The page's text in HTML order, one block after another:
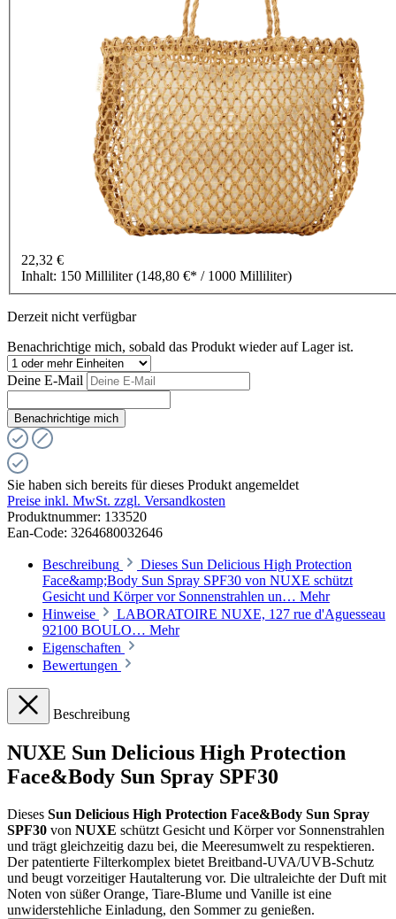
22,32 €
Inhalt: 150 Milliliter(148,80 €* / 1000 Milliliter)
Derzeit nicht verfügbar
Benachrichtige mich, sobald das Produkt wieder auf Lager ist.
Deine E-Mail
Benachrichtige mich
Sie haben sich bereits für dieses Produkt angemeldet
Preise inkl. MwSt. zzgl. Versandkosten
Produktnummer: 133520
Ean-Code: 3264680032646
Beschreibung
Dieses Sun Delicious High Protection
Face&amp;Body Sun Spray SPF30 von NUXE schützt
Gesicht und Körper vor Sonnenstrahlen un… Mehr
Hinweise
LABORATOIRE NUXE, 127 rue d'Aguesseau
92100 BOULO… Mehr
Eigenschaften
Bewertungen
Beschreibung
NUXE Sun Delicious High Protection
Face&Body Sun Spray SPF30
Dieses Sun Delicious High Protection Face&Body Sun Spray
SPF30 von NUXE schützt Gesicht und Körper vor Sonnenstrahlen
und trägt gleichzeitig dazu bei, die Meeresumwelt zu respektieren.
Der patentierte Filterkomplex bietet Breitband-UVA/UVB-Schutz
und beugt vorzeitiger Hautalterung vor. Die ultraleichte der Duft mit
Noten von süßer Orange, Tiare-Blume und Vanille ist eine
unwiderstehliche Einladung, den Sommer zu genießen.